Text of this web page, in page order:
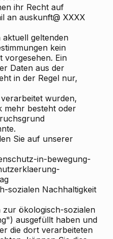
ihr Recht auf
an auskunft@ XXXX
geltenden
kein
vorgesehen. Ein
Daten aus der
in der Regel nur,
wurden,
mehr besteht oder
Sie auf unserer
in-bewegung-
sozialen Nachhaltigkeit
zur ökologisch-sozialen
ausgefüllt haben und
die dort verarbeiteten